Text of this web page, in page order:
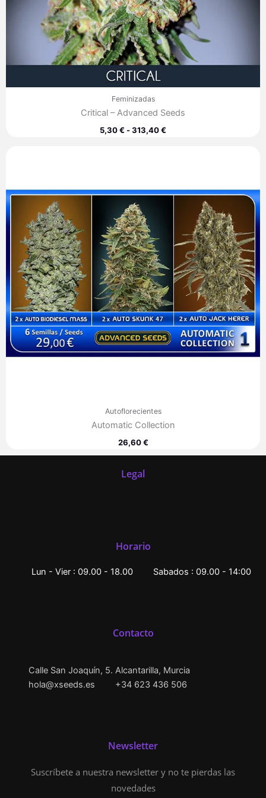
Feminizadas
Critical – Advanced Seeds
5,30€-313,40€
Autoflorecientes
Automatic Collection
26,60€
Legal
Horario
Lun - Vier : 09.00 - 18.00 Sabados : 09.00 - 14:00
Contacto
Calle San Joaquín, 5. Alcantarilla, Murcia
hola@xseeds.es
+34 623 436 506
Newsletter
Suscríbete a nuestra newsletter y no te pierdas las
novedades